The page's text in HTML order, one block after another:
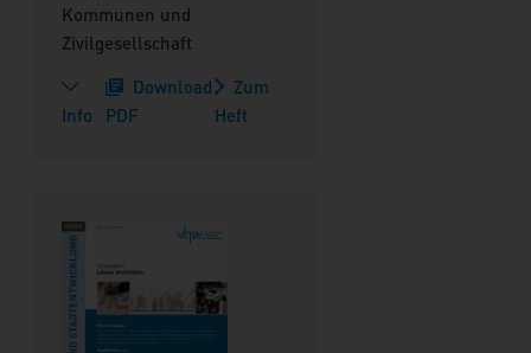
Kommunen und
Zivilgesellschaft
Info
Download
PDF
Zum
Heft